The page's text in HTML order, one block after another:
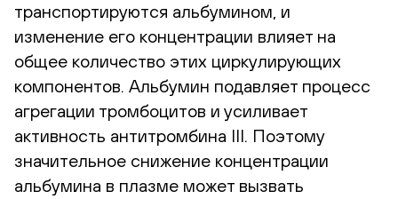
транспортируются альбумином, и
изменение его концентрации влияет на
общее количество этих циркулирующих
компонентов. Альбумин подавляет процесс
агрегации тромбоцитов и усиливает
активность антитромбина III. Поэтому
значительное снижение концентрации
альбумина в плазме может вызвать